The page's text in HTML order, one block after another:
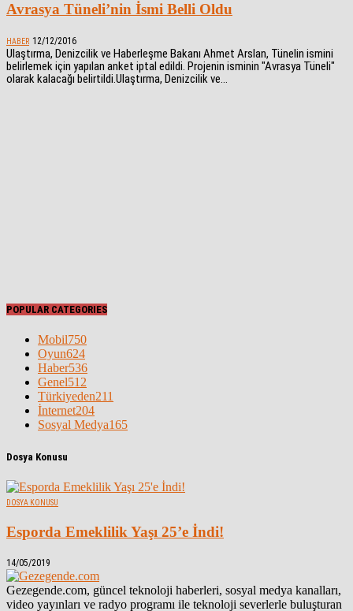
Avrasya Tüneli’nin İsmi Belli Oldu
HABER 12/12/2016
Ulaştırma, Denizcilik ve Haberleşme Bakanı Ahmet Arslan, Tünelin ismini
belirlemek için yapılan anket iptal edildi. Projenin isminin "Avrasya Tüneli"
olarak kalacağı belirtildi.Ulaştırma, Denizcilik ve...
POPULAR CATEGORIES
Mobil750
Oyun624
Haber536
Genel512
Türkiyeden211
İnternet204
Sosyal Medya165
Dosya Konusu
DOSYA KONUSU
Esporda Emeklilik Yaşı 25’e İndi!
14/05/2019
Gezegende.com, güncel teknoloji haberleri, sosyal medya kanalları,
video yayınları ve radyo programı ile teknoloji severlerle buluşturan